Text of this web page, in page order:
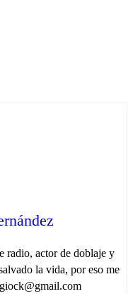
radio, actor de doblaje y
la vida, por eso me